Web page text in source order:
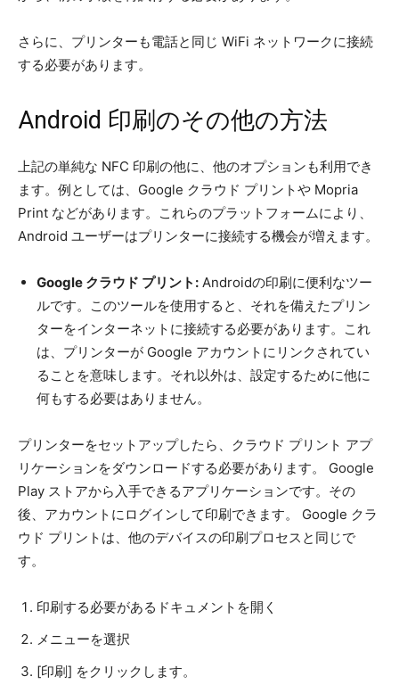
さらに、プリンターも電話と同じ WiFi ネットワークに接続
する必要があります。
Android 印刷のその他の方法
上記の単純な NFC 印刷の他に、他のオプションも利用でき
ます。例としては、Google クラウド プリントや Mopria
Print などがあります。これらのプラットフォームにより、
Android ユーザーはプリンターに接続する機会が増えます。
Google クラウド プリント: Androidの印刷に便利なツー
ルです。このツールを使用すると、それを備えたプリン
ターをインターネットに接続する必要があります。これ
は、プリンターが Google アカウントにリンクされてい
ることを意味します。それ以外は、設定するために他に
何もする必要はありません。
プリンターをセットアップしたら、クラウド プリント アプ
リケーションをダウンロードする必要があります。 Google
Play ストアから入手できるアプリケーションです。その
後、アカウントにログインして印刷できます。 Google クラ
ウド プリントは、他のデバイスの印刷プロセスと同じで
す。
印刷する必要があるドキュメントを開く
メニューを選択
[印刷] をクリックします。